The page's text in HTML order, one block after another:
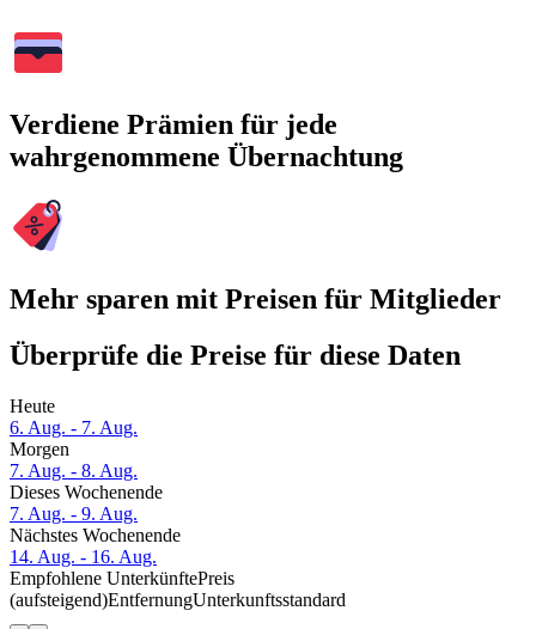
Verdiene Prämien für jede
wahrgenommene Übernachtung
Mehr sparen mit Preisen für Mitglieder
Überprüfe die Preise für diese Daten
Heute
6. Aug. - 7. Aug.
Morgen
7. Aug. - 8. Aug.
Dieses Wochenende
7. Aug. - 9. Aug.
Nächstes Wochenende
14. Aug. - 16. Aug.
Empfohlene UnterkünftePreis
(aufsteigend)EntfernungUnterkunftsstandard